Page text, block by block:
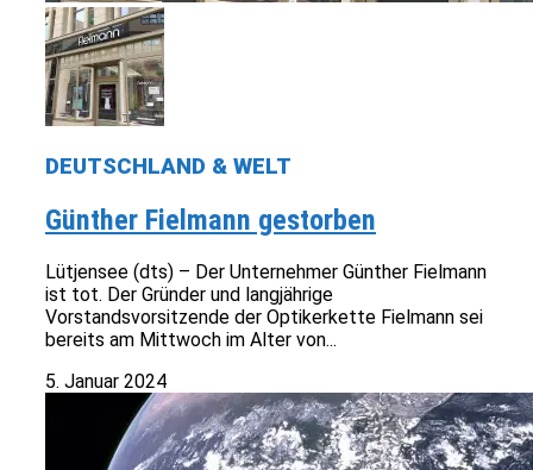
DEUTSCHLAND & WELT
Günther Fielmann gestorben
Lütjensee (dts) – Der Unternehmer Günther Fielmann
ist tot. Der Gründer und langjährige
Vorstandsvorsitzende der Optikerkette Fielmann sei
bereits am Mittwoch im Alter von...
5. Januar 2024